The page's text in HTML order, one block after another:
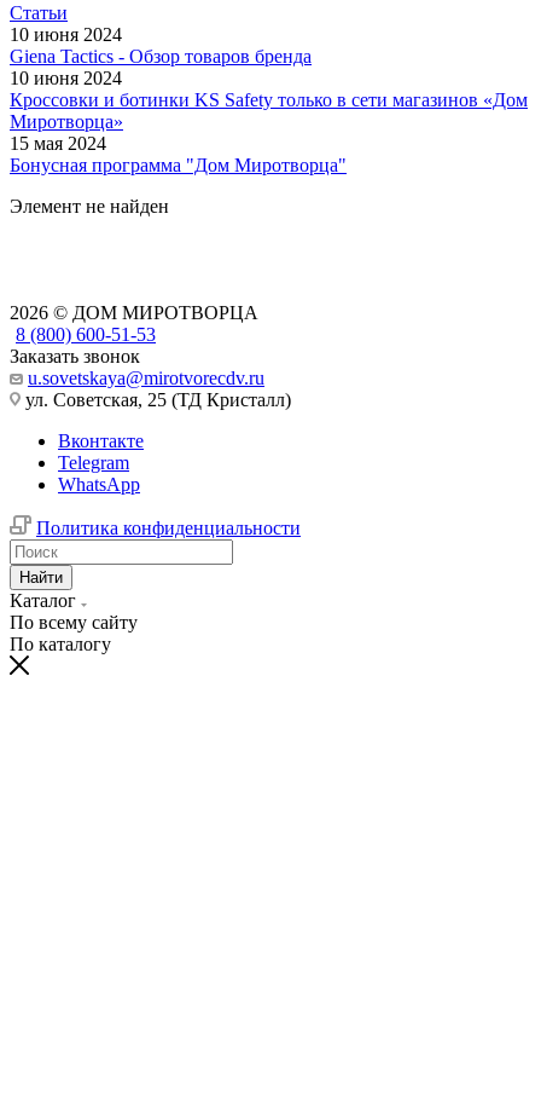
Статьи
10 июня 2024
Giena Tactics - Обзор товаров бренда
10 июня 2024
Кроссовки и ботинки KS Safety только в сети магазинов «Дом
Миротворца»
15 мая 2024
Бонусная программа "Дом Миротворца"
Элемент не найден
2026 © ДОМ МИРОТВОРЦА
8 (800) 600-51-53
Заказать звонок
u.sovetskaya@mirotvorecdv.ru
ул. Советская, 25 (ТД Кристалл)
Вконтакте
Telegram
WhatsApp
Политика конфиденциальности
Найти
Каталог
По всему сайту
По каталогу